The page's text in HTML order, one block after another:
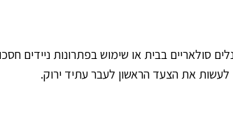
סולאריים בבית או שימוש בפתרונות ניידים